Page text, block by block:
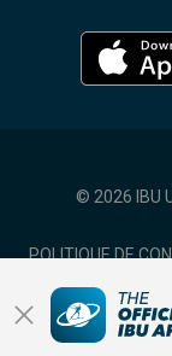
© 2026 IBU
POLITIQUE DE